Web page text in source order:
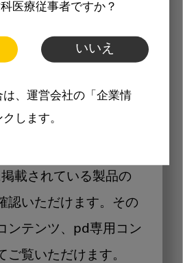
医療従事者ですか？
いいえ
は、運営会社の「企業情
します。
格も閲覧可能
載されている製品の
認いただけます。その
ンテンツ、pd専用コン
ご覧いただけます。